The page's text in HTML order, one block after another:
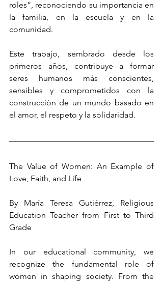
roles”, reconociendo su importancia en
la familia, en la escuela y en la
comunidad.
Este trabajo, sembrado desde los
primeros años, contribuye a formar
seres humanos más conscientes,
sensibles y comprometidos con la
construcción de un mundo basado en
el amor, el respeto y la solidaridad.
The Value of Women: An Example of
Love, Faith, and Life
By María Teresa Gutiérrez, Religious
Education Teacher from First to Third
Grade
In our educational community, we
recognize the fundamental role of
women in shaping society. From the